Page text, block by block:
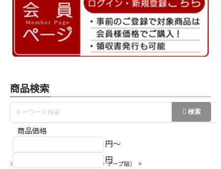
商品検索
商品価格
円～
円
ホーム
上貼り用フロア（シール・テープ貼）